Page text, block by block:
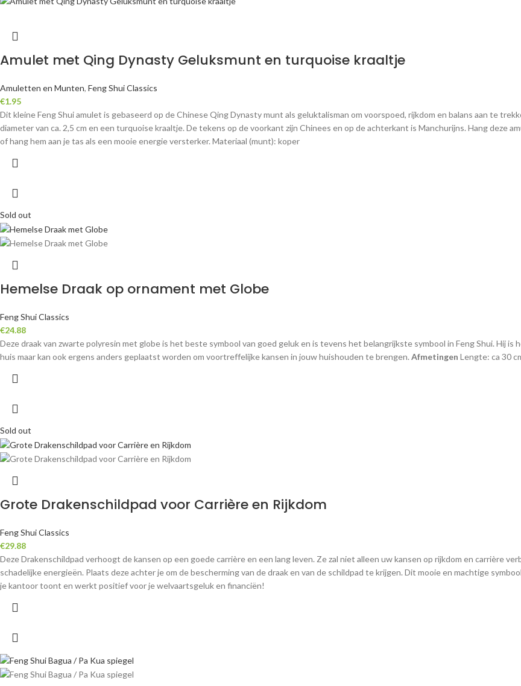
Amulet met Qing Dynasty Geluksmunt en turquoise kraaltje
Amuletten en Munten, Feng Shui Classics
€1.95
Dit kleine Feng Shui amulet is gebaseerd op de Chinese Qing Dynasty munt als geluktalisman om voorspoed, rijkdom en balans aan te
diameter van ca. 2,5 cm en een turquoise kraaltje. De tekens op de voorkant zijn Chinees en op de achterkant is Manchurijns. Hang deze
of hang hem aan je tas als een mooie energie versterker. Materiaal (munt): koper
Sold out
Hemelse Draak op ornament met Globe
Feng Shui Classics
€24.88
Deze draak van zwarte polyresin met globe is het beste symbool van goed geluk en is tevens het belangrijkste symbool in Feng Shui. Hij
huis maar kan ook ergens anders geplaatst worden om voortreffelijke kansen in jouw huishouden te brengen. Afmetingen Lengte: ca 30
Sold out
Grote Drakenschildpad voor Carrière en Rijkdom
Feng Shui Classics
€29.88
Deze Drakenschildpad verhoogt de kansen op een goede carrière en een lang leven. Ze zal niet alleen uw kansen op rijkdom en carrière
schadelijke energieën. Plaats deze achter je om de bescherming van de draak en van de schildpad te krijgen. Dit mooie en machtige
je kantoor toont en werkt positief voor je welvaartsgeluk en financiën!